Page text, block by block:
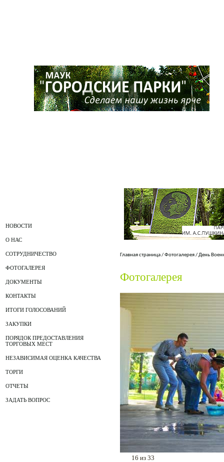
НОВОСТИ
О НАС
СОТРУДНИЧЕСТВО
ФОТОГАЛЕРЕЯ
ДОКУМЕНТЫ
КОНТАКТЫ
ИТОГИ ГОЛОСОВАНИЙ
ЗАКУПКИ
ПОРЯДОК ПРЕДОСТАВЛЕНИЯ
ТОРГОВЫХ МЕСТ
НЕЗАВИСИМАЯ ОЦЕНКА КАЧЕСТВА
ТОРГИ
ОТЧЕТЫ
ЗАДАТЬ ВОПРОС
Главная страница/Фотогалерея/День
Фотогалерея
16 из 33